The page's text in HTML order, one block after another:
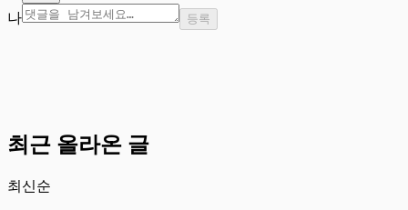
나 등록
최근 올라온 글
최신순